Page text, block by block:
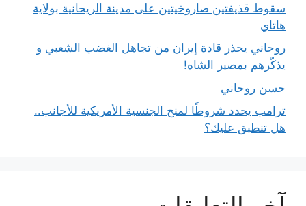
سقوط قذيفتين صاروخيتين على مدينة الريحانية بولاية
هاتاي
روحاني يحذر قادة إيران من تجاهل الغضب الشعبي و
يذكّرهم بمصير الشاه!
حسن روحاني
ترامب يحدد شروطًا لمنح الجنسية الأمريكية للأجانب..
هل تنطبق عليك؟